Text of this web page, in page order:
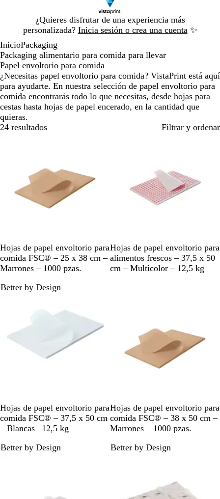
¿Quieres disfrutar de una experiencia más
personalizada? Inicia sesión o crea una cuenta ✨
1
InicioPackaging
Packaging alimentario para comida para llevar
Papel envoltorio para comida
¿Necesitas papel envoltorio para comida? VistaPrint está aquí
para ayudarte. En nuestra selección de papel envoltorio para
comida encontrarás todo lo que necesitas, desde hojas para
cestas hasta hojas de papel encerado, en la cantidad que
quieras.
24 resultados
Filtrar y ordenar
M
a
r
ó
Hojas de papel envoltorio para
comida FSC® – 25 x 38 cm –
Marrones – 1000 pzas.
Better by Design
B
l
a
Hojas de papel envoltorio para
alimentos frescos – 37,5 x 50
cm – Multicolor – 12,5 kg
B
l
a
c
Hojas de papel envoltorio para
comida FSC® – 37,5 x 50 cm
– Blancas– 12,5 kg
Better by Design
M
a
r
ó
Hojas de papel envoltorio para
comida FSC® – 38 x 50 cm –
Marrones – 1000 pzas.
Better by Design